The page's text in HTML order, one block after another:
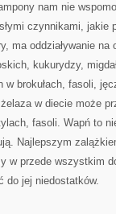
nam nie
czynnikami, jakie
ma oddziaływanie na
kukurydzy,
brokułach, fasoli,
w diecie może
fasoli. Wapń to
Najlepszym
w przede wszystkim
do jej niedostatków.